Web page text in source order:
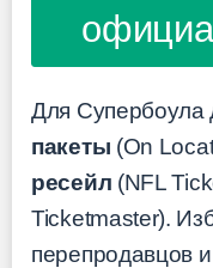
Для Супербоула
пакеты (On
ресейл (NFL
Ticketmaster).
перепродавцов